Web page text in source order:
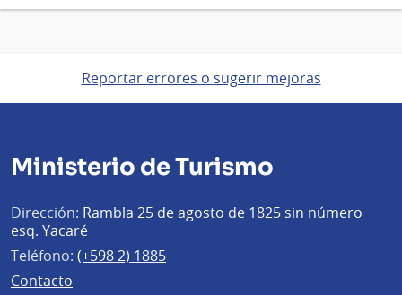
Reportar errores o sugerir mejoras
Ministerio de Turismo
Dirección: Rambla 25 de agosto de 1825 sin número
esq. Yacaré
Teléfono: (+598 2) 1885
Contacto